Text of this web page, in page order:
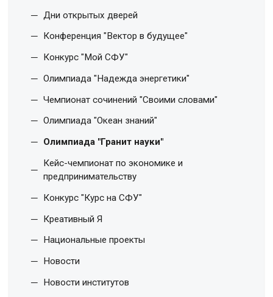
Дни открытых дверей
Конференция "Вектор в будущее"
Конкурс "Мой СФУ"
Олимпиада "Надежда энергетики"
Чемпионат сочинений "Своими словами"
Олимпиада "Океан знаний"
Олимпиада "Гранит науки"
Кейс-чемпионат по экономике и
предпринимательству
Конкурс "Курс на СФУ"
Креативный Я
Национальные проекты
Новости
Новости институтов